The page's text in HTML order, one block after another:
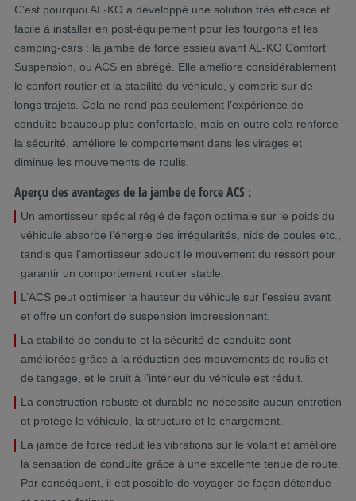
C’est pourquoi AL-KO a développé une solution très efficace et
facile à installer en post-équipement pour les fourgons et les
camping-cars : la jambe de force essieu avant AL-KO Comfort
Suspension, ou ACS en abrégé. Elle améliore considérablement
le confort routier et la stabilité du véhicule, y compris sur de
longs trajets. Cela ne rend pas seulement l’expérience de
conduite beaucoup plus confortable, mais en outre cela renforce
la sécurité, améliore le comportement dans les virages et
diminue les mouvements de roulis.
Aperçu des avantages de la jambe de force ACS :
Un amortisseur spécial réglé de façon optimale sur le poids du
véhicule absorbe l’énergie des irrégularités, nids de poules etc.,
tandis que l’amortisseur adoucit le mouvement du ressort pour
garantir un comportement routier stable.
L’ACS peut optimiser la hauteur du véhicule sur l’essieu avant
et offre un confort de suspension impressionnant.
La stabilité de conduite et la sécurité de conduite sont
améliorées grâce à la réduction des mouvements de roulis et
de tangage, et le bruit à l’intérieur du véhicule est réduit.
La construction robuste et durable ne nécessite aucun entretien
et protège le véhicule, la structure et le chargement.
La jambe de force réduit les vibrations sur le volant et améliore
la sensation de conduite grâce à une excellente tenue de route.
Par conséquent, il est possible de voyager de façon détendue